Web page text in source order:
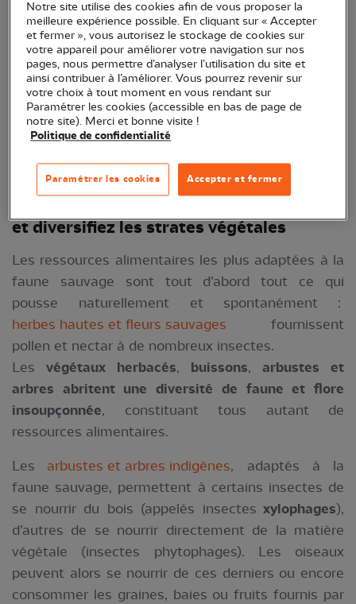
Merle noir (Turdus merula) © Christian
et diversifiez les strates végétales
Les ressources alimentaires les plus adaptées à la
faune sauvage sont tout d’abord tout ce qui
pousse naturellement et spontanément :
herbes hautes et fleurs sauvages fournissent
pollen et nectar à de nombreux insectes.
Les végétaux herbacés, buissons, arbustes et
arbres abritent une diversité de faune et flore
insoupçonnée, constituant tous autant de
ressources alimentaires.
Les arbustes et arbres indigènes, adaptés à la
faune sauvage, permettent à certains insectes de
se nourrir du bois (appelés insectes xylophages),
d’autres de se nourrir directement de la matière
végétale (insectes phytophages). Les oiseaux
peuvent alors se nourrir de ces derniers ou encore
consommer les graines, baies ou fruits fournis par
Notre site utilise des cookies afin de vous proposer la
meilleure expérience possible. En cliquant sur « Accepter
et fermer », vous autorisez le stockage de cookies sur
votre appareil pour améliorer votre navigation sur nos
pages, nous permettre d’analyser l’utilisation du site et
ainsi contribuer à l’améliorer. Vous pourrez revenir sur
votre choix à tout moment en vous rendant sur
Paramétrer les cookies (accessible en bas de page de
notre site). Merci et bonne visite !
Politique de confidentialité
Accepter et fermer
Paramétrer les cookies